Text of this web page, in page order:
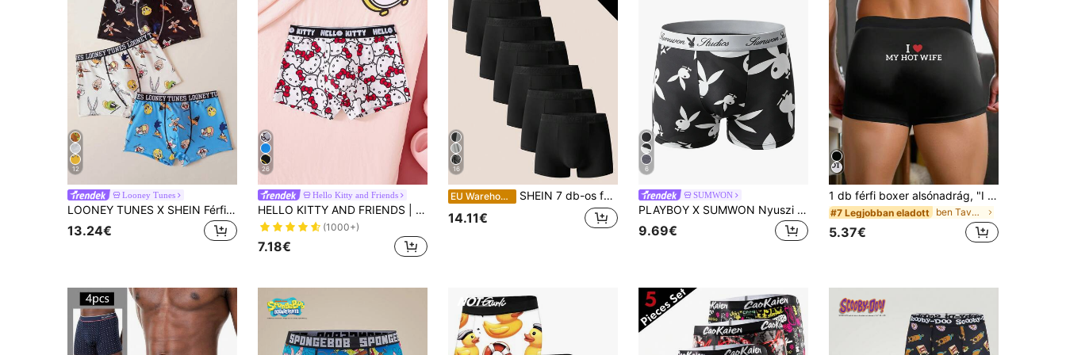
12
Looney Tunes
LOONEY TUNES X SHEIN Férfi 3 darabos rajzfilm és betűmintás boxeralsó
13.24€
26
Hello Kitty and Friends
HELLO KITTY AND FRIENDS | SHEIN Férfi rajzfilm és betűs grafikás aranyos boxeralsó
(1000+)
7.18€
16
EU Warehouse SHEIN 7 db-os férfi kényelmes boxeralsó szett
14.11€
6
SUMWON
PLAYBOY X SUMWON Nyuszi mintás boxer alsónadrág márkás gumipánttal – ünnepi ajándék fehérnemű
9.69€
1 db férfi boxer alsónadrág, "I Love MY HOT WIFE" felirattal, pároknak mindennapi/meghaladó ajándéknak, rugalmas derékpánttal, puha és kényelmes fehérnemű
#7 Legjobban eladott ben Tavasz/Nyár/Ősz Férfi nadrágok
5.37€